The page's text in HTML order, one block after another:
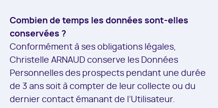
Combien de temps les données sont-elles
conservées ?
Conformément à ses obligations légales,
Christelle ARNAUD conserve les Données
Personnelles des prospects pendant une durée
de 3 ans soit à compter de leur collecte ou du
dernier contact émanant de l’Utilisateur.